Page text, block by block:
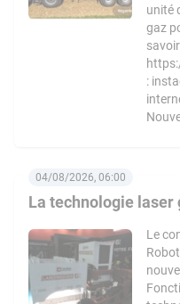
unité
gaz
:
La technologie laser
04/08/2026, 06:00
Le